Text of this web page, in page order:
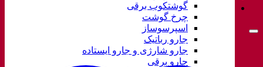
گوشتکوب برقی
چرخ گوشت
اسپرسوساز
جارو رباتیک
جارو شارژی و جارو ایستاده
جارو برقی